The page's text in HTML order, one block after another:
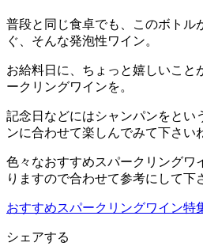
普段と同じ食卓でも、このボトル
ぐ、そんな発泡性ワイン。
お給料日に、ちょっと嬉しいこと
ークリングワインを。
記念日などにはシャンパンをとい
ンに合わせて楽しんでみて下さい
色々なおすすめスパークリングワ
りますので合わせて参考にして下
おすすめスパークリングワイン特
シェアする